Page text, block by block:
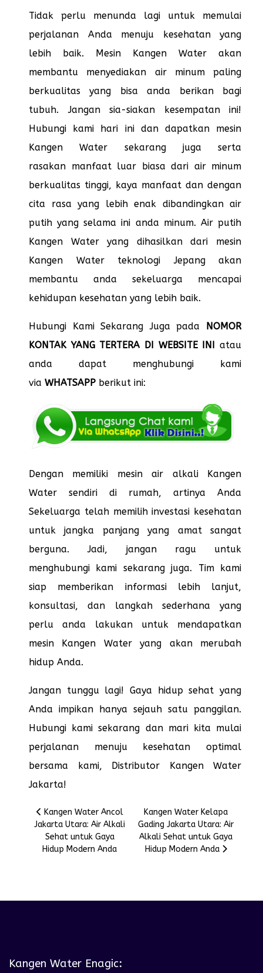
Tidak perlu menunda lagi untuk memulai
perjalanan Anda menuju kesehatan yang
lebih baik. Mesin Kangen Water akan
membantu menyediakan air minum paling
berkualitas yang bisa anda berikan bagi
tubuh. Jangan sia-siakan kesempatan ini!
Hubungi kami hari ini dan dapatkan mesin
Kangen Water sekarang juga serta
rasakan manfaat luar biasa dari air minum
berkualitas tinggi, kaya manfaat dan dengan
cita rasa yang lebih enak dibandingkan air
putih yang selama ini anda minum. Air putih
Kangen Water yang dihasilkan dari mesin
Kangen Water teknologi Jepang akan
membantu anda sekeluarga mencapai
kehidupan kesehatan yang lebih baik.
Hubungi Kami Sekarang Juga pada
NOMOR
KONTAK YANG TERTERA DI WEBSITE INI
atau
anda dapat menghubungi kami
via WHATSAPP berikut ini:
Dengan memiliki mesin air alkali Kangen
Water sendiri di rumah, artinya Anda
Sekeluarga telah memilih investasi kesehatan
untuk jangka panjang yang amat sangat
berguna. Jadi, jangan ragu untuk
menghubungi kami sekarang juga. Tim kami
siap memberikan informasi lebih lanjut,
konsultasi, dan langkah sederhana yang
perlu anda lakukan untuk mendapatkan
mesin Kangen Water yang akan merubah
hidup Anda.
Jangan tunggu lagi! Gaya hidup sehat yang
Anda impikan hanya sejauh satu panggilan.
Hubungi kami sekarang dan mari kita mulai
perjalanan menuju kesehatan optimal
bersama kami, Distributor Kangen Water
Jakarta!
Previous article: Kangen Water Ancol Jakarta Utara: Air
Kangen Water Ancol
Jakarta Utara: Air Alkali
Sehat untuk Gaya
Hidup Modern Anda
Next article: Kangen Water
Kangen Water Kelapa
Gading Jakarta Utara: Air
Alkali Sehat untuk Gaya
Hidup Modern Anda
Kangen Water Enagic: